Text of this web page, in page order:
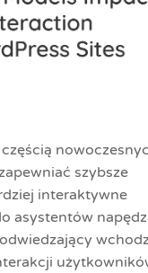
szybsze
interaktywne
asystentów